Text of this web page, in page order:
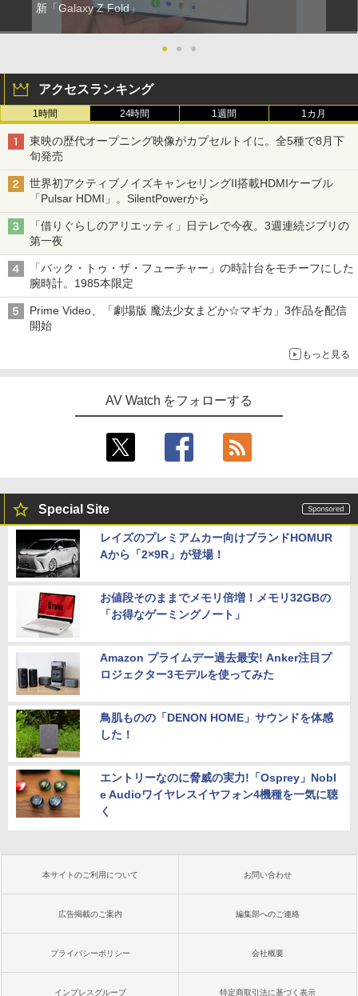
新「Galaxy Z Fold」
● ● ●
アクセスランキング
1時間 24時間 1週間 1カ月
東映の歴代オープニング映像がカプセルトイに。全5種で8月下
旬発売
世界初アクティブノイズキャンセリングII搭載HDMIケーブル
「Pulsar HDMI」。SilentPowerから
「借りぐらしのアリエッティ」日テレで今夜。3週連続ジブリの
第一夜
「バック・トゥ・ザ・フューチャー」の時計台をモチーフにした
腕時計。1985本限定
Prime Video、「劇場版 魔法少女まどか☆マギカ」3作品を配信
開始
もっと見る
AV Watch をフォローする
Special Site
レイズのプレミアムカー向けブランドHOMUR
Aから「2×9R」が登場！
お値段そのままでメモリ倍増！メモリ32GBの
「お得なゲーミングノート」
Amazon プライムデー過去最安! Anker注目プ
ロジェクター3モデルを使ってみた
鳥肌ものの「DENON HOME」サウンドを体感
した！
エントリーなのに脅威の実力!「Osprey」Nobl
e Audioワイヤレスイヤフォン4機種を一気に聴
く
本サイトのご利用について お問い合わせ
広告掲載のご案内 編集部へのご連絡
プライバシーポリシー 会社概要
インプレスグループ 特定商取引法に基づく表示